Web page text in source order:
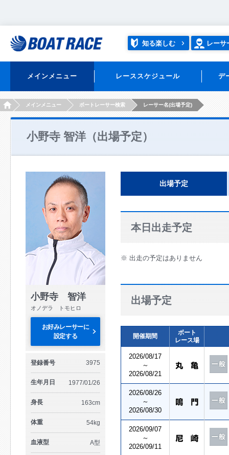
知る楽しむ レーサ
メインメニュー レーススケジュール デ
HOMEメインメニュー ボートレーサー検索 レーサー名(出場予定)
小野寺 智洋（出場予定）
小野寺 智洋
オノデラ トモヒロ
お好みレーサーに
設定する
登録番号 3975
生年月日 1977/01/26
身長 163cm
体重 54kg
血液型 A型
出場予定
本日出走予定
※ 出走の予定はありません
出場予定
開催期間
ボート
レース場
2026/08/17
～
2026/08/21
2026/08/26
～
2026/08/30
2026/09/07
～
2026/09/11